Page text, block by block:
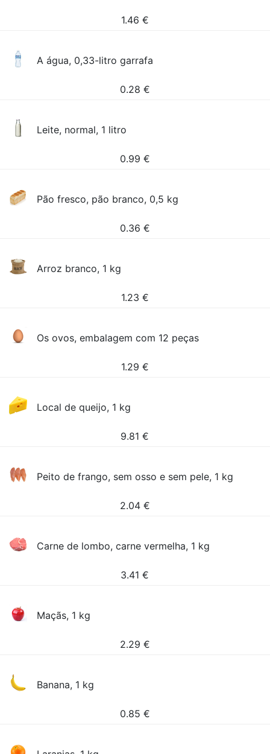
1.46 €
A água, 0,33-litro garrafa
0.28 €
Leite, normal, 1 litro
0.99 €
Pão fresco, pão branco, 0,5 kg
0.36 €
Arroz branco, 1 kg
1.23 €
Os ovos, embalagem com 12 peças
1.29 €
Local de queijo, 1 kg
9.81 €
Peito de frango, sem osso e sem pele, 1 kg
2.04 €
Carne de lombo, carne vermelha, 1 kg
3.41 €
Maçãs, 1 kg
2.29 €
Banana, 1 kg
0.85 €